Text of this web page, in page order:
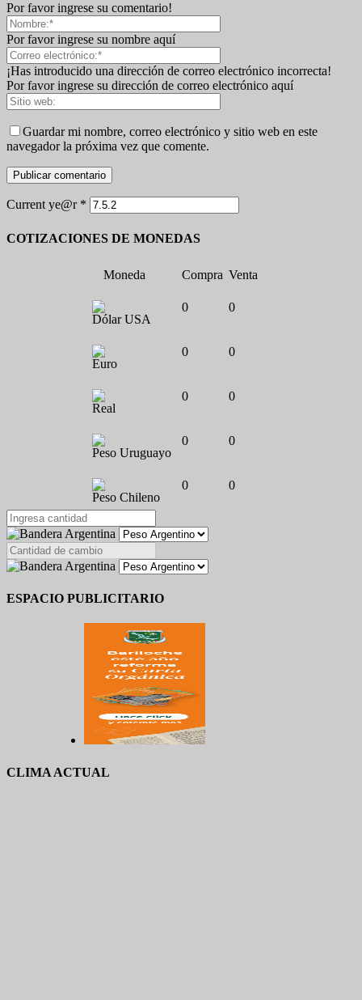
Por favor ingrese su comentario!
Por favor ingrese su nombre aquí
¡Has introducido una dirección de correo electrónico incorrecta!
Por favor ingrese su dirección de correo electrónico aquí
Guardar mi nombre, correo electrónico y sitio web en este
navegador la próxima vez que comente.
Current ye@r *
COTIZACIONES DE MONEDAS
Moneda Compra Venta
Dólar USA
0 0
Euro
0 0
Real
0 0
Peso Uruguayo
0 0
Peso Chileno
0 0
ESPACIO PUBLICITARIO
CLIMA ACTUAL